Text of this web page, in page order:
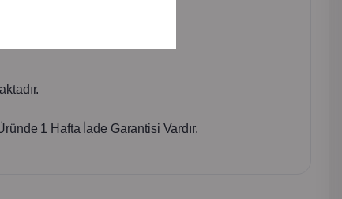
1 Hafta İade Garantisi Vardır.